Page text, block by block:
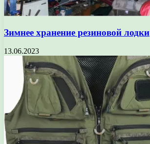
Зимнее хранение резиновой лодки
13.06.2023